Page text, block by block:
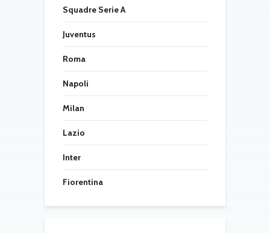
Squadre Serie A
Juventus
Roma
Napoli
Milan
Lazio
Inter
Fiorentina